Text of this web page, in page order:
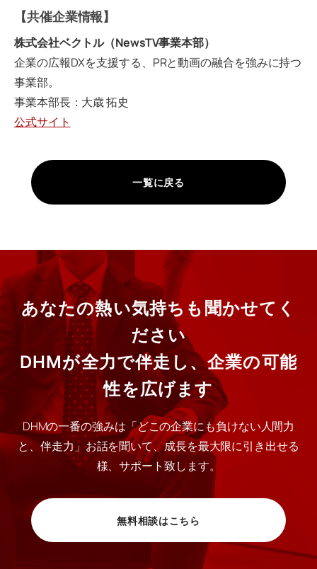
【共催企業情報】
株式会社ベクトル（NewsTV事業本部）
企業の広報DXを支援する、PRと動画の融合を強みに持つ
事業部。
事業本部長：大歳 拓史
公式サイト
一覧に戻る
あなたの熱い気持ちも聞かせてく
ださい
DHMが全力で伴走し、企業の可能
性を広げます
DHMの一番の強みは「どこの企業にも負けない人間力
と、伴走力」お話を聞いて、成長を最大限に引き出せる
様、サポート致します。
無料相談はこちら